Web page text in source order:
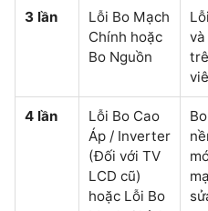
3 lần
Lỗi Bo Mạch
Chính hoặc
Bo Nguồn
4 lần
Lỗi Bo Cao
Áp / Inverter
(Đối với TV
LCD cũ)
hoặc Lỗi Bo